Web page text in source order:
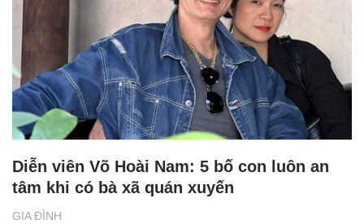
GIA ĐÌNH
Diễn viên Võ Hoài Nam: 5 bố con luôn an
tâm khi có bà xã quán xuyến